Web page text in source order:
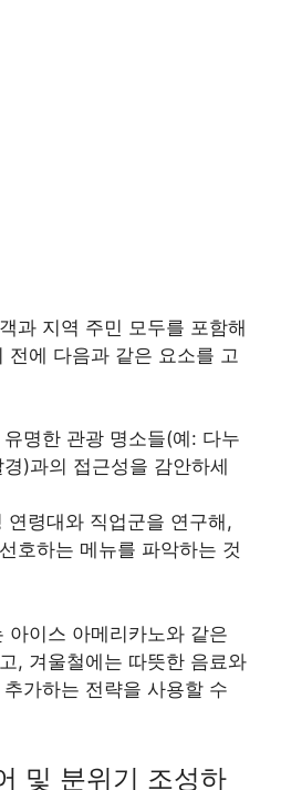
과 지역 주민 모두를 포함해
전에 다음과 같은 요소를 고
명한 관광 명소들(예: 다누
)과의 접근성을 감안하세
연령대와 직업군을 연구해,
호하는 메뉴를 파악하는 것
아이스 아메리카노와 같은
, 겨울철에는 따뜻한 음료와
가하는 전략을 사용할 수
및 분위기 조성하